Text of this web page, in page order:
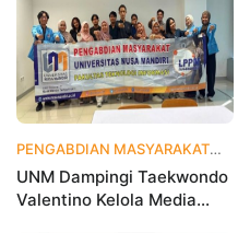
PENGABDIAN MASYARAKAT
UNM Dampingi Taekwondo
Valentino Kelola Media